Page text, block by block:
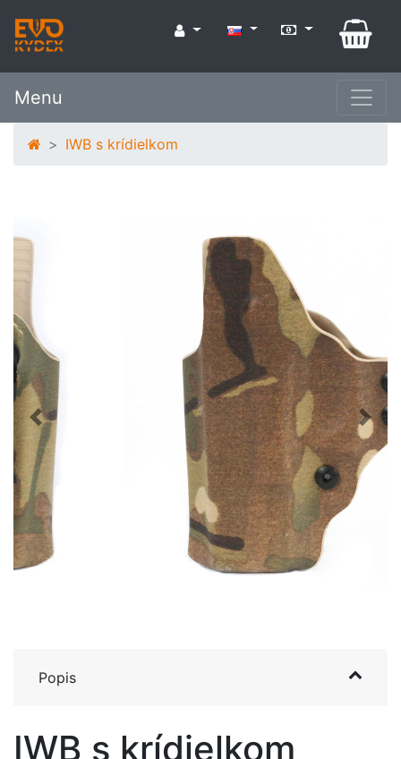
Menu
IWB s krídielkom
Previous Next
Popis
IWB s krídielkom